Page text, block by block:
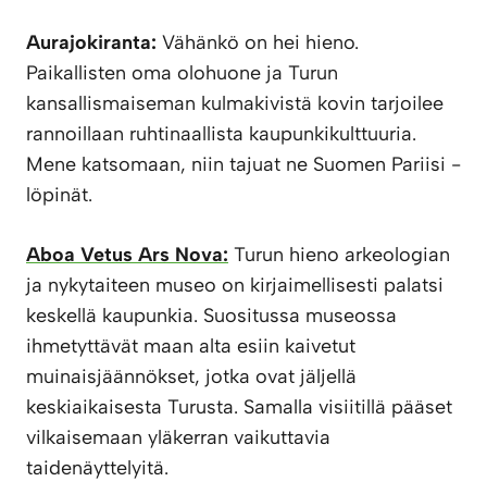
Aurajokiranta: Vähänkö on hei hieno.
Paikallisten oma olohuone ja Turun
kansallismaiseman kulmakivistä kovin tarjoilee
rannoillaan ruhtinaallista kaupunkikulttuuria.
Mene katsomaan, niin tajuat ne Suomen Pariisi -
löpinät.
Aboa Vetus Ars Nova: Turun hieno arkeologian
ja nykytaiteen museo on kirjaimellisesti palatsi
keskellä kaupunkia. Suositussa museossa
ihmetyttävät maan alta esiin kaivetut
muinaisjäännökset, jotka ovat jäljellä
keskiaikaisesta Turusta. Samalla visiitillä pääset
vilkaisemaan yläkerran vaikuttavia
taidenäyttelyitä.